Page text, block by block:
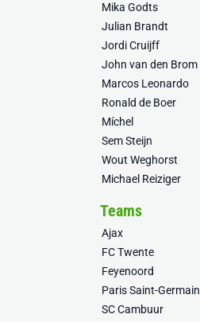
Mika Godts
Julian Brandt
Jordi Cruijff
John van den Brom
Marcos Leonardo
Ronald de Boer
Míchel
Sem Steijn
Wout Weghorst
Michael Reiziger
Teams
Ajax
FC Twente
Feyenoord
Paris Saint-Germain
SC Cambuur